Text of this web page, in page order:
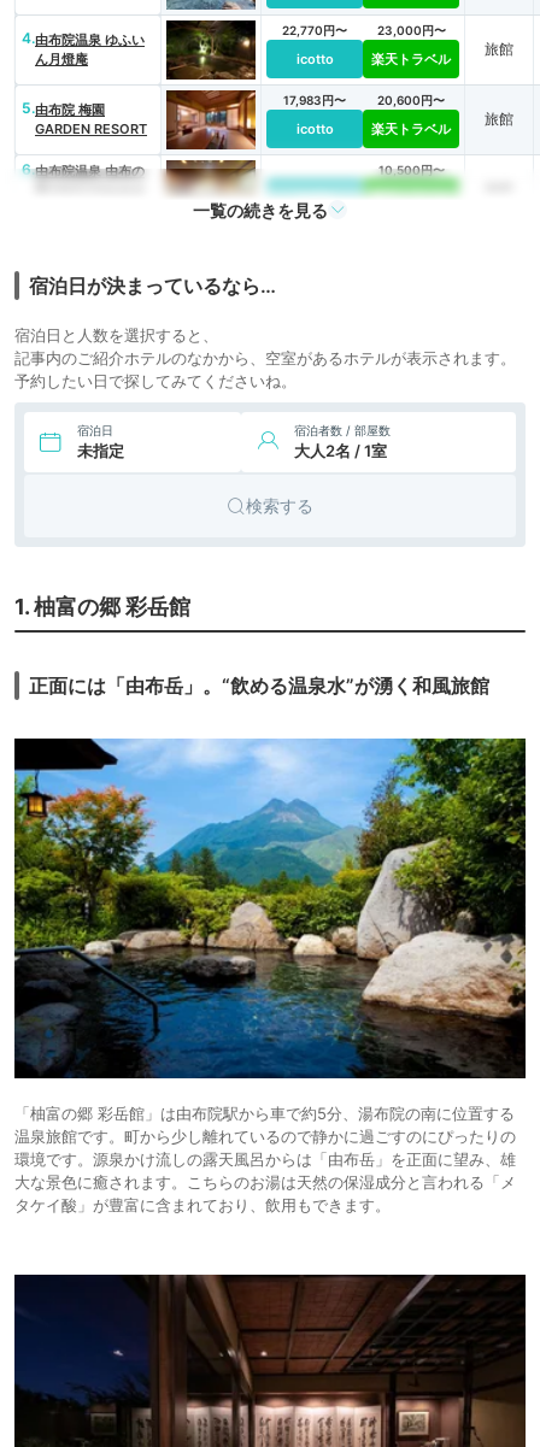
4.由布院温泉 ゆふい
ん月燈庵
22,770円〜
icotto
23,000円〜
楽天トラベル
旅館
5.由布院 梅園
GARDEN RESORT
17,983円〜
icotto
20,600円〜
楽天トラベル
旅館
6.由布院温泉 由布の
icotto
10,500円〜
楽天トラベル
な川
由布院 玉の湯
icotto 楽天トラベル
旅館
由布院温泉 旅想
29,700円〜
旅館
屋
23,085円〜
icotto 楽天トラベル
12.亀の井別荘
二本の葦束
icotto 楽天トラベル
旅館
14.山荘 無量塔
（MURATA）
楽天トラベル
旅館
15.由布院温泉 山紫御
泊処 はなの舞
11,772円〜
icotto
11,900円〜
楽天トラベル
旅館
一覧の続きを見る
宿泊日が決まっているなら…
宿泊日と人数を選択すると、
記事内のご紹介ホテルのなかから、空室があるホテルが表示されます。
予約したい日で探してみてくださいね。
宿泊日
未指定
宿泊者数 / 部屋数
大人2名 / 1室
検索する
1. 柚富の郷 彩岳館
正面には「由布岳」。“飲める温泉水”が湧く和風旅館
「柚富の郷 彩岳館」は由布院駅から車で約5分、湯布院の南に位置する
温泉旅館です。町から少し離れているので静かに過ごすのにぴったりの
環境です。源泉かけ流しの露天風呂からは「由布岳」を正面に望み、雄
大な景色に癒されます。こちらのお湯は天然の保湿成分と言われる「メ
タケイ酸」が豊富に含まれており、飲用もできます。